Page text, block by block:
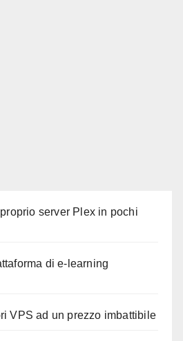
server Plex in pochi
di e-learning
VPS ad un prezzo imbattibile